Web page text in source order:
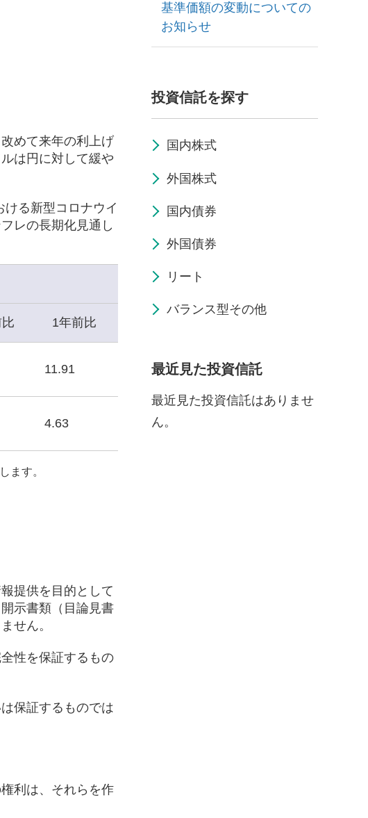
めて来年の利上げ
は円に対して緩や
る新型コロナウイ
レの長期化見通し
1年前比
11.91
4.63
ます。
提供を目的として
示書類（目論見書
せん。
性を保証するもの
保証するものでは
利は、それらを作
基準価額の変動についての
お知らせ
投資信託を探す
国内株式
外国株式
国内債券
外国債券
リート
バランス型その他
最近見た投資信託
最近見た投資信託はありませ
ん。